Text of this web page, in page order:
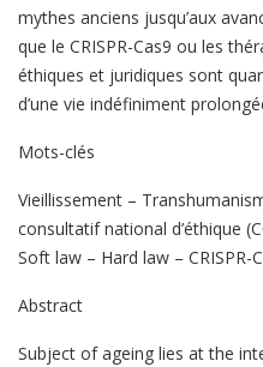
mythes anciens jusqu’aux
que le CRISPR-Cas9 ou les
éthiques et juridiques sont
d’une vie indéfiniment
Mots-clés
Vieillissement –
consultatif national d’éthique
Soft law – Hard law – CRISPR-
Abstract
Subject of ageing lies at the